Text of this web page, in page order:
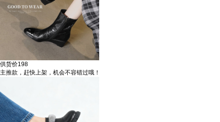
供货价198
主推款，赶快上架，机会不容错过哦！